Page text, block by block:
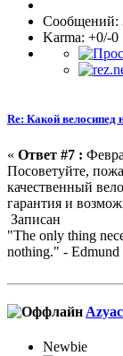
Сообщений:
Karma: +0/-0
Re: Какой
« Ответ #7 :
Посоветуйте,
качественный
гарантия и
Записан
"The only thing
nothing." - Edmund
Newbie